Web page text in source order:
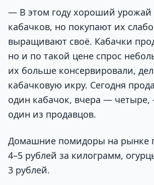
— В этом году хороший урожай
кабачков, но покупают их
выращивают своё. Кабачки
но и по такой цене спрос
их больше консервировали,
кабачковую икру. Сегодня
один кабачок, вчера — четыре,
один из продавцов.
Домашние помидоры на рынке
4–5 рублей за килограмм,
3 рублей.